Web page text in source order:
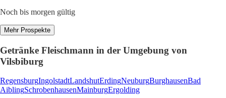
Noch bis morgen gültig
Mehr Prospekte
Getränke Fleischmann in der Umgebung von
Vilsbiburg
RegensburgIngolstadtLandshutErdingNeuburgBurghausenBad
AiblingSchrobenhausenMainburgErgolding